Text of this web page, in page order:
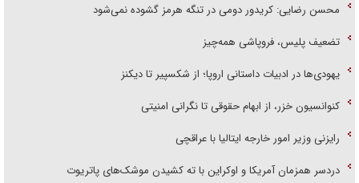
محسن رضایی: کریدور دومی در تنگه هرمز گشوده نمی‌شود
تضعیف پلیس، فروپاشی همه‌چیز
یهودی‌ها در ادبیات داستانی اروپا؛ از شکسپیر تا دیکنز
کنوانسیون خزر، از ابهام حقوقی تا نگرانی امنیتی
رایزنی وزیر امور خارجه ایتالیا با عراقچی
دردسر همزمان آمریکا و اوکراین با ته کشیدن موشک‌های پاتریوت